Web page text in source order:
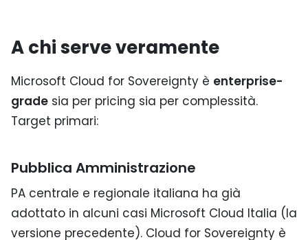
A chi serve veramente
Microsoft Cloud for Sovereignty è enterprise-
grade sia per pricing sia per complessità.
Target primari:
Pubblica Amministrazione
PA centrale e regionale italiana ha già
adottato in alcuni casi Microsoft Cloud Italia (la
versione precedente). Cloud for Sovereignty è